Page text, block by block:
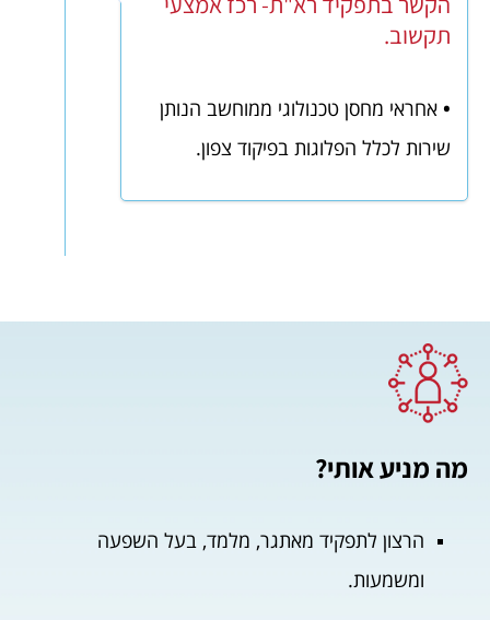
תקשוב.
• אחראי מחסן טכנולוגי ממוחשב הנותן
שירות לכלל הפלוגות בפיקוד צפון.
מה מניע אותי?
הרצון לתפקיד מאתגר, מלמד, בעל השפעה
ומשמעות.